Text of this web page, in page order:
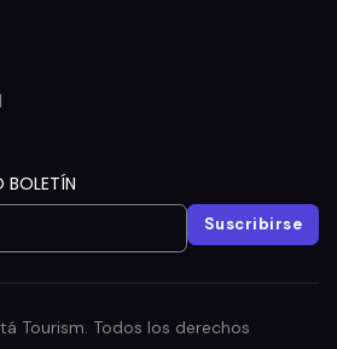
BOLETÍN
Suscribirse
Tourism. Todos los derechos